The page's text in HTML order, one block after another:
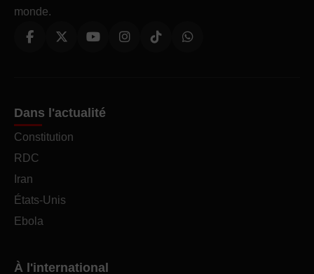
monde.
Dans l'actualité
Constitution
RDC
Iran
États-Unis
Ebola
À l'international